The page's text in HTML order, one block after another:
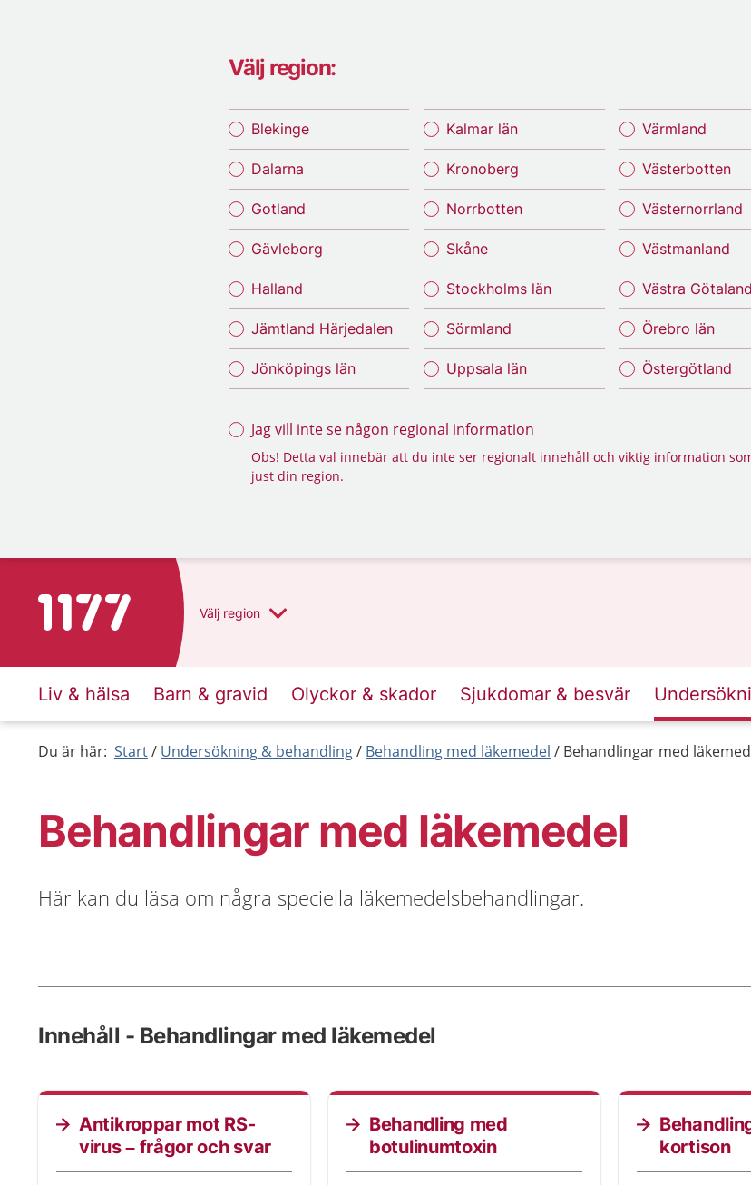
Välj region:
Blekinge
Dalarna
Gotland
Gävleborg
Halland
Jämtland Härjedalen
Jönköpings län
Kalmar län
Kronoberg
Norrbotten
Skåne
Stockholms län
Sörmland
Uppsala län
Värmland
Västerbotten
Västernorrland
Västmanland
Västra Götaland
Örebro län
Östergötland
Jag vill inte se någon regional information
Obs! Detta val innebär att du inte ser regionalt innehåll och viktig information
just din region.
Till startsidan för 1177 Välj region
Liv & hälsa Barn & gravid Olyckor & skador Sjukdomar & besvär
Du är här: Start Undersökning & behandling Behandling med läkemedel Behandlingar med
Behandlingar med läkemedel
Här kan du läsa om några speciella läkemedelsbehandlingar.
Innehåll - Behandlingar med läkemedel
Antikroppar mot RS-
virus – frågor och svar
Behandling med
botulinumtoxin
kortison